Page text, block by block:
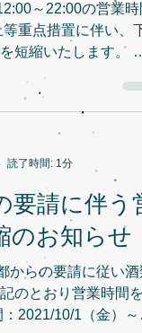
～22:00の営業時
重点措置に伴い、下
短縮いたします。 ま
を終日自粛させてい
1/21（金）～
12:00～16:00...
読了時間: 1分
請に伴う営
のお知らせ
からの要請に従い酒
のとおり営業時間を